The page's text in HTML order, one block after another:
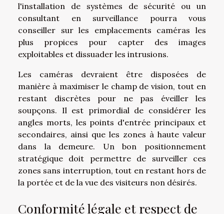
l'installation de systèmes de sécurité ou un
consultant en surveillance pourra vous
conseiller sur les emplacements caméras les
plus propices pour capter des images
exploitables et dissuader les intrusions.
Les caméras devraient être disposées de
manière à maximiser le champ de vision, tout en
restant discrètes pour ne pas éveiller les
soupçons. Il est primordial de considérer les
angles morts, les points d'entrée principaux et
secondaires, ainsi que les zones à haute valeur
dans la demeure. Un bon positionnement
stratégique doit permettre de surveiller ces
zones sans interruption, tout en restant hors de
la portée et de la vue des visiteurs non désirés.
Conformité légale et respect de